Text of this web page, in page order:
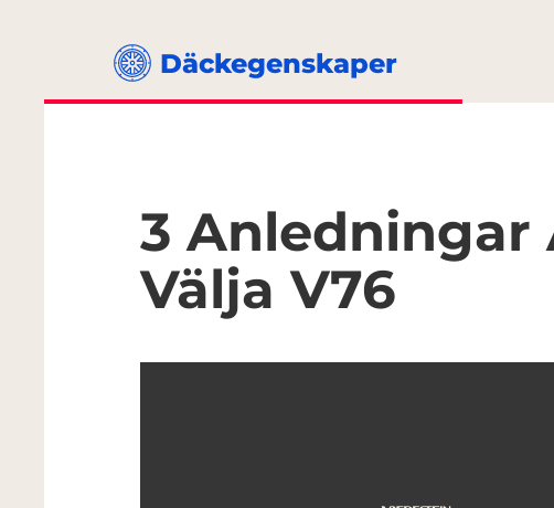
Däckegenskaper
3 Anledningar
Välja V76